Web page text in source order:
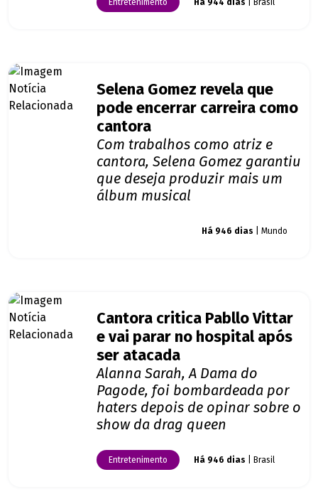
Entretenimento Há 944 dias | Brasil
Selena Gomez revela que
pode encerrar carreira como
cantora
Com trabalhos como atriz e
cantora, Selena Gomez garantiu
que deseja produzir mais um
álbum musical
Há 946 dias | Mundo
Cantora critica Pabllo Vittar
e vai parar no hospital após
ser atacada
Alanna Sarah, A Dama do
Pagode, foi bombardeada por
haters depois de opinar sobre o
show da drag queen
Entretenimento Há 946 dias | Brasil